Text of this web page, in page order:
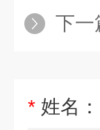
下一
* 姓名：